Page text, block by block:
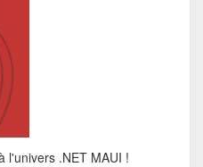
l'univers .NET MAUI !